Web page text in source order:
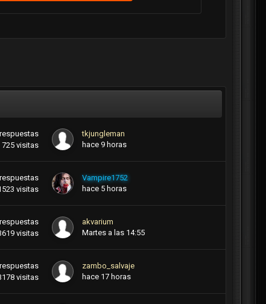
respuestas
725 visitas
tkjungleman
hace 9 horas
respuestas
visitas
Vampire1752
hace 5 horas
respuestas
visitas
akvarium
Martes a las 14:55
respuestas
visitas
zambo_salvaje
hace 17 horas